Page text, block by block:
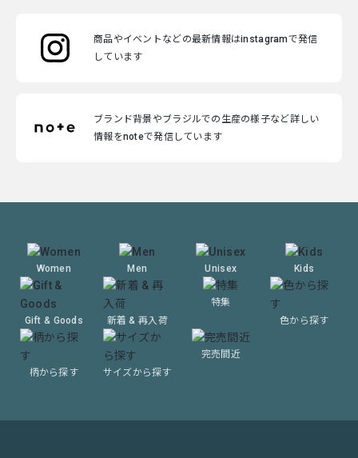
商品やイベントなどの最新情報はinstagramで発信
しています
ブランド背景やブラジルでの生産の様子など詳しい
情報をnoteで発信しています
Women Men Unisex Kids
Gift & Goods 新着 & 再入荷
特集
色から探す
柄から探す サイズから探す
完売間近